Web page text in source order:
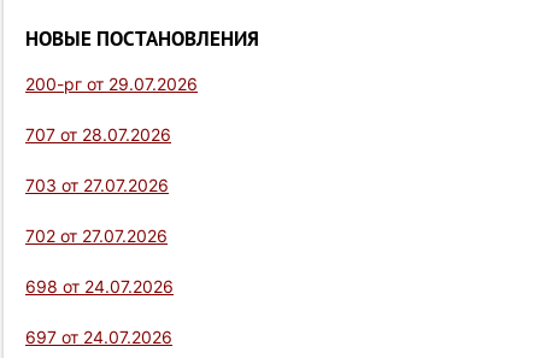
НОВЫЕ ПОСТАНОВЛЕНИЯ
200-рг от 29.07.2026
707 от 28.07.2026
703 от 27.07.2026
702 от 27.07.2026
698 от 24.07.2026
697 от 24.07.2026